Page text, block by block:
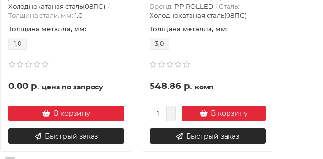
Холоднокатаная сталь(08ПС)
Толщина стали, мм: 1,0
Толщина металла, мм:
1,0
0.00 р. цена по запросу
В корзину
Быстрый заказ
Бренд: PP ROLLED
Сталь:
Холоднокатаная сталь(08ПС)
Толщина металла, мм:
3,0
548.86 р. комп
В корзину
Быстрый заказ